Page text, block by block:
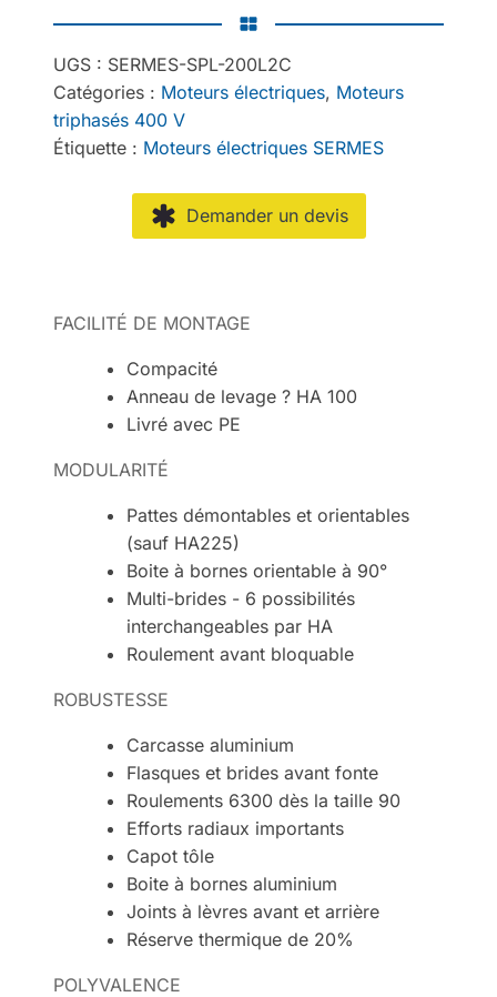
UGS : SERMES-SPL-200L2C
Catégories : Moteurs électriques, Moteurs
triphasés 400 V
Étiquette : Moteurs électriques SERMES
Demander un devis
FACILITÉ DE MONTAGE
Compacité
Anneau de levage ? HA 100
Livré avec PE
MODULARITÉ
Pattes démontables et orientables
(sauf HA225)
Boite à bornes orientable à 90°
Multi-brides - 6 possibilités
interchangeables par HA
Roulement avant bloquable
ROBUSTESSE
Carcasse aluminium
Flasques et brides avant fonte
Roulements 6300 dès la taille 90
Efforts radiaux importants
Capot tôle
Boite à bornes aluminium
Joints à lèvres avant et arrière
Réserve thermique de 20%
POLYVALENCE